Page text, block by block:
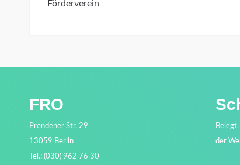
Förderverein
FRO
Prendener Str. 29
13059 Berlin
Tel.: (030) 962 76 30
der